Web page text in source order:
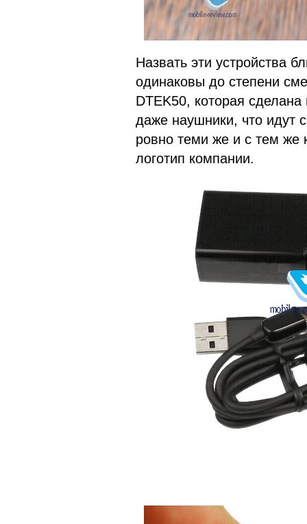
Назвать эти устройства
одинаковы до степени
DTEK50, которая
даже наушники, что идут
ровно теми же и с тем же
логотип компании.